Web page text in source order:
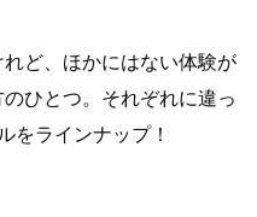
ど、ほかにはない体験が
ひとつ。それぞれに違っ
をラインナップ！